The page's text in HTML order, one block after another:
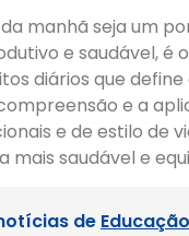
manhã seja um
e saudável, é
diários que
e a
e de estilo de
mais saudável e
de